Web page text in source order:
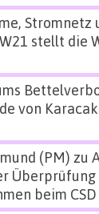
Stromnetz
stellt die
von
(PM) zu
Überprüfung
beim